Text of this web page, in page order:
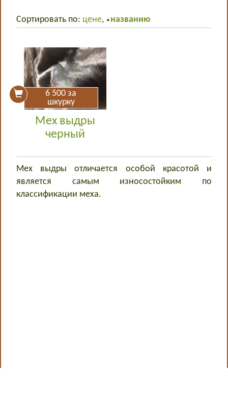
Сортировать по: цене, ▲ названию
6 500за
шкурку
Мех выдры
черный
Мех выдры отличается особой красотой и
является самым износостойким по
классификации меха.